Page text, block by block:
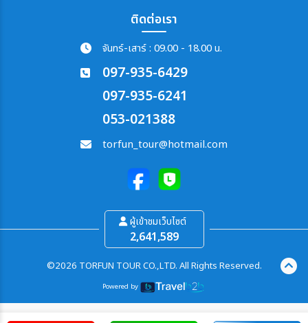
ติดต่อเรา
จันทร์-เสาร์ : 09.00 - 18.00 น.
097-935-6429
097-935-6241
053-021388
torfun_tour@hotmail.com
ผู้เข้าชมเว็บไซต์
2,641,589
©2026 TORFUN TOUR CO.,LTD. All Rights Reserved.
Powered by